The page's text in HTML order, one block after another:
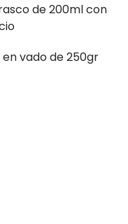
de 200ml con
en vado de 250gr